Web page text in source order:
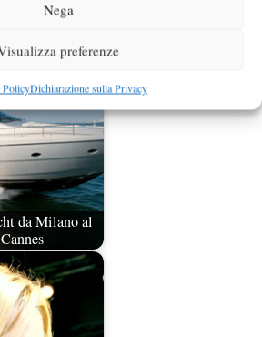
Nega
preferenze
PolicyDichiarazione sulla Privacy
da Milano al